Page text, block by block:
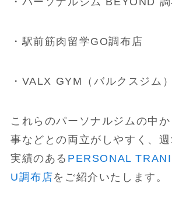
・駅前筋肉留学GO調布店
・VALX GYM（バルクスジム
これらのパーソナルジムの中
事などとの両立がしやすく、
実績のある PERSONAL
U調布店をご紹介いたします。